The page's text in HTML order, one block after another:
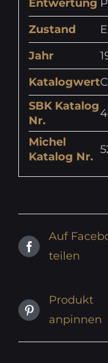
Entwertung
Zustand
Jahr
Katalogwert
SBK Katalog
Nr.
Michel
Katalog Nr.
Auf
teilen
Produkt
anpinnen